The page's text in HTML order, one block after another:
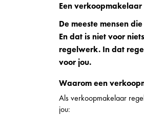
Een
De meeste mensen
En dat is niet voor
regelwerk. In dat
voor jou.
Waarom een
Als verkoopmakelaar
jou: